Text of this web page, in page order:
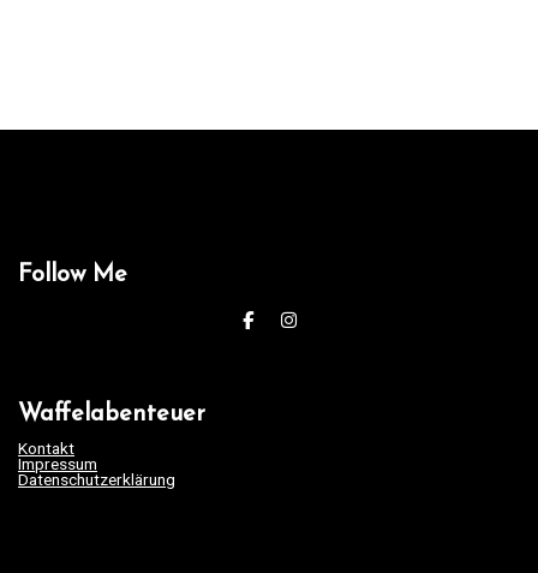
Follow Me
Waffelabenteuer
Kontakt
Impressum
Datenschutzerklärung